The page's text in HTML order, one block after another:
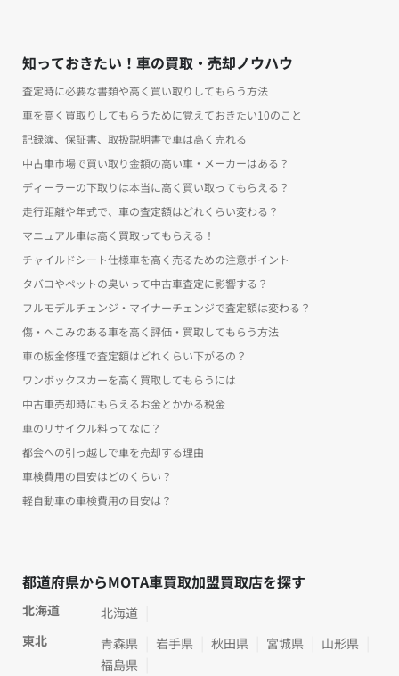
知っておきたい！車の買取・売却ノウハウ
査定時に必要な書類や高く買い取りしてもらう方法
車を高く買取りしてもらうために覚えておきたい10のこと
記録簿、保証書、取扱説明書で車は高く売れる
中古車市場で買い取り金額の高い車・メーカーはある？
ディーラーの下取りは本当に高く買い取ってもらえる？
走行距離や年式で、車の査定額はどれくらい変わる？
マニュアル車は高く買取ってもらえる！
チャイルドシート仕様車を高く売るための注意ポイント
タバコやペットの臭いって中古車査定に影響する？
フルモデルチェンジ・マイナーチェンジで査定額は変わる？
傷・へこみのある車を高く評価・買取してもらう方法
車の板金修理で査定額はどれくらい下がるの？
ワンボックスカーを高く買取してもらうには
中古車売却時にもらえるお金とかかる税金
車のリサイクル料ってなに？
都会への引っ越しで車を売却する理由
車検費用の目安はどのくらい？
軽自動車の車検費用の目安は？
都道府県からMOTA車買取加盟買取店を探す
北海道
北海道
東北
青森県 岩手県 秋田県 宮城県
山形県
福島県